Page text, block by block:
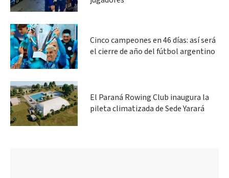
Cinco campeones en 46 días: así será
el cierre de año del fútbol argentino
El Paraná Rowing Club inaugura la
pileta climatizada de Sede Yarará